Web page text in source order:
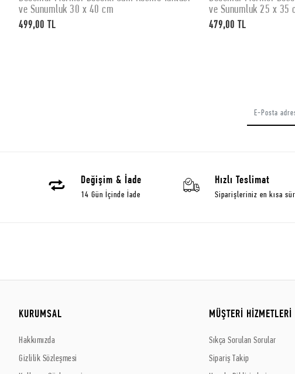
SEPETE EKLE
ve Sunumluk 30 x 40 cm
499,00 TL
ve Sunumluk 25 x 35
479,00 TL
Değişim & İade
14 Gün İçinde İade
Hızlı Teslimat
Siparişleriniz en kısa
KURUMSAL
Hakkımızda
Gizlilik Sözleşmesi
MÜŞTERİ HİZMETLERİ
Sıkça Sorulan Sorular
Sipariş Takip